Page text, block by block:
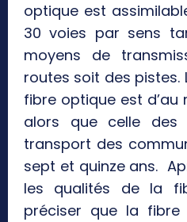
optique est
30 voies par sens
moyens de
routes soit des pistes.
fibre optique est d’au
alors que celle des
transport des
sept et quinze ans.
les qualités de la
préciser que la fibre